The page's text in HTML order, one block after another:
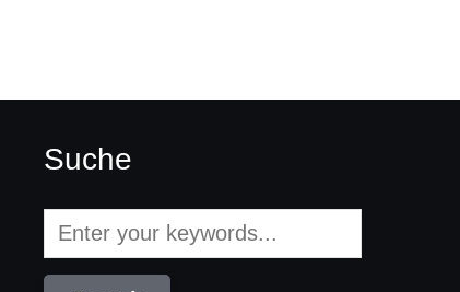
Suche